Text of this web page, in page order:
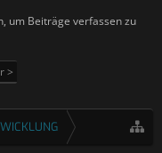
um Beiträge verfassen zu
>